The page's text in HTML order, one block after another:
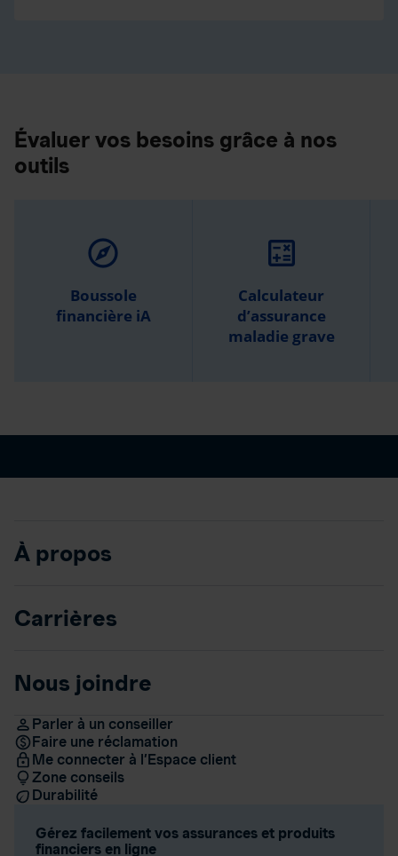
Évaluer vos besoins grâce à nos
outils
explore
Boussole
financière iA
calculate
Calculateur
d’assurance
maladie grave
À propos
Carrières
Nous joindre
Parler à un conseiller
Faire une réclamation
Me connecter à l’Espace client
Zone conseils
Durabilité
Gérez facilement vos assurances et produits
financiers en ligne